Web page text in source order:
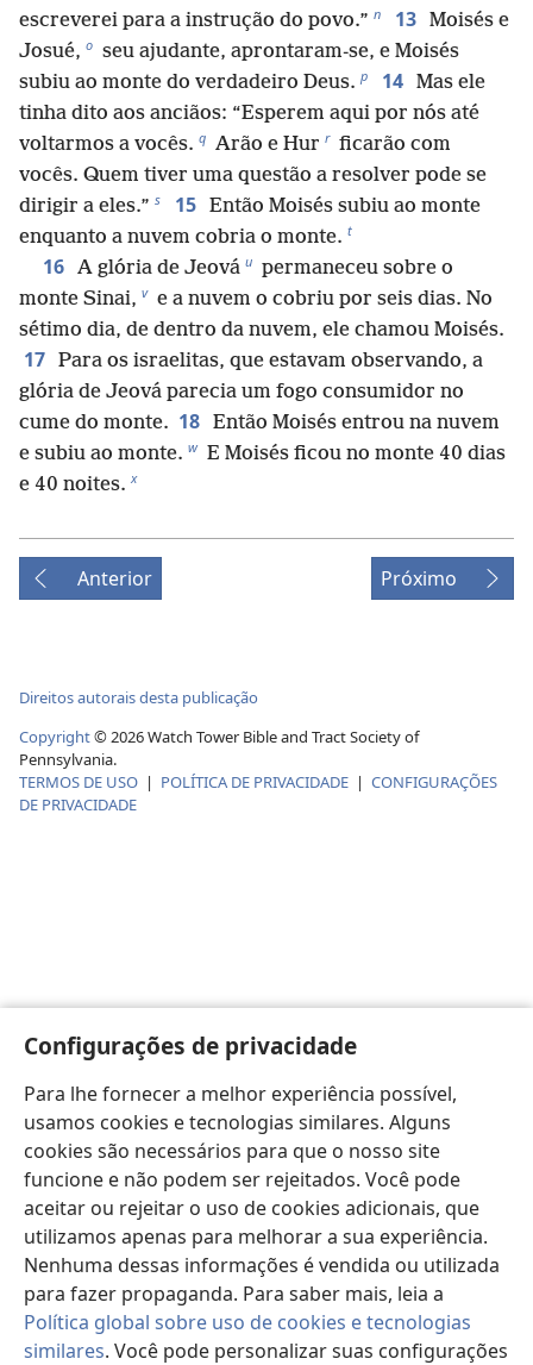
Configurações de privacidade
Para lhe fornecer a melhor experiência possível,
usamos cookies e tecnologias similares. Alguns
cookies são necessários para que o nosso site
funcione e não podem ser rejeitados. Você pode
aceitar ou rejeitar o uso de cookies adicionais, que
utilizamos apenas para melhorar a sua experiência.
Nenhuma dessas informações é vendida ou utilizada
para fazer propaganda. Para saber mais, leia a
Política global sobre uso de cookies e tecnologias
similares. Você pode personalizar suas configurações
escreverei para a instrução do povo.” n 13 Moisés e
Josué, o seu ajudante, aprontaram-se, e Moisés
subiu ao monte do verdadeiro Deus. p 14 Mas ele
tinha dito aos anciãos: “Esperem aqui por nós até
voltarmos a vocês. q Arão e Hur r ficarão com
vocês. Quem tiver uma questão a resolver pode se
dirigir a eles.” s 15 Então Moisés subiu ao monte
enquanto a nuvem cobria o monte. t
16 A glória de Jeová u permaneceu sobre o
monte Sinai, v e a nuvem o cobriu por seis dias. No
sétimo dia, de dentro da nuvem, ele chamou Moisés.
17 Para os israelitas, que estavam observando, a
glória de Jeová parecia um fogo consumidor no
cume do monte. 18 Então Moisés entrou na nuvem
e subiu ao monte. w E Moisés ficou no monte 40 dias
e 40 noites. x
Anterior Próximo
Direitos autorais desta publicação
Copyright© 2026Watch Tower Bible and Tract Society of
Pennsylvania.
TERMOS DE USO | POLÍTICA DE PRIVACIDADE | CONFIGURAÇÕES
DE PRIVACIDADE